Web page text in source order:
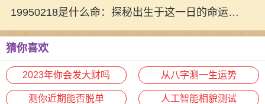
生轨迹
19950218是什么命：探秘出生于这一日的命运与
性格
猜你喜欢
2023年你会发大财吗 从八字测一生运势
测你近期能否脱单 人工智能相貌测试